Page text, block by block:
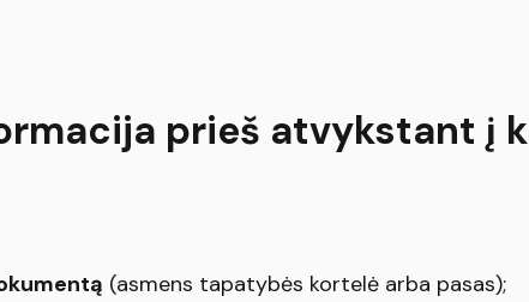
prieš atvykstant į
(asmens tapatybės kortelė arba pasas);